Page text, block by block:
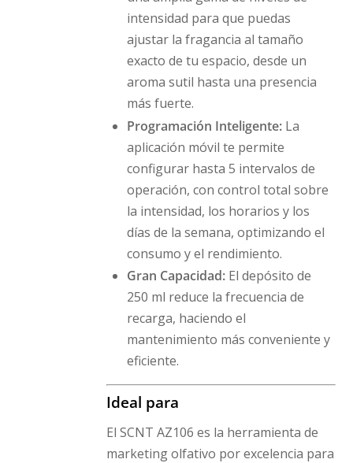
intensidad para que puedas
ajustar la fragancia al tamaño
exacto de tu espacio, desde un
aroma sutil hasta una presencia
más fuerte.
Programación Inteligente:La
aplicación móvil te permite
configurar hasta 5 intervalos de
operación, con control total sobre
la intensidad, los horarios y los
días de la semana, optimizando el
consumo y el rendimiento.
Gran Capacidad:El depósito de
250 ml reduce la frecuencia de
recarga, haciendo el
mantenimiento más conveniente y
eficiente.
Ideal para
El SCNT AZ106 es la herramienta de
marketing olfativo por excelencia para